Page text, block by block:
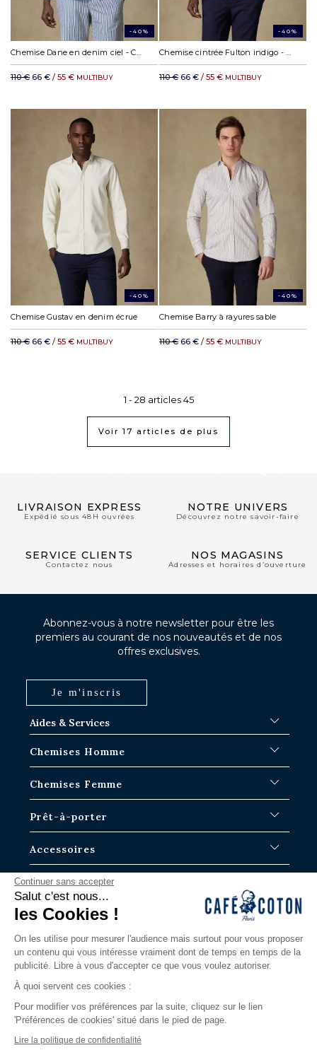
-40%
Chemise Dane en denim ciel - Col boutonné
110 € 66 € / 55 € MULTIBUY
-40%
Chemise cintrée Fulton indigo - Petit col
110 € 66 € / 55 € MULTIBUY
-40%
Chemise Gustav en denim écrue
110 € 66 € / 55 € MULTIBUY
-40%
Chemise Barry à rayures sable
110 € 66 € / 55 € MULTIBUY
1 -28 articles45
Voir17 articles de plus
LIVRAISON EXPRESS
Expédié sous 48H ouvrées
NOTRE UNIVERS
Découvrez notre savoir-faire
SERVICE CLIENTS
Contactez nous
NOS MAGASINS
Adresses et horaires d’ouverture
Aides & Services
Délais d'expédition
Échange dans les boutiques Paris-IDF
Chemises Homme
Chemises Bleues
Chemises à Carreaux
Chemises Manches Courtes
Chemises Tartans
Chemises Slim
Chemises Classiques
Grandes Longueurs de Manche
Nouveautés
Les iconiques
Edition Limitée
Chemises Jersey
Chemises Femme
Chemises Blanches Femme
Chemises Oversize
Albane
Justine
Prêt-à-porter
Pulls homme
Polos
T-shirts
Bermudas
Accessoires
Caleçons
Chaussettes homme
Boutons de manchettes
Ceintures
La Marque
Notre Histoire
Blog
Les guides
Nos boutiques
LOOKBOOK
La nouvelle ère
Contactez nous
Du lundi au samedi
9h-19H / 11h-19h le Samedi
contact@cafecoton.com
Abonnez-vous à notre newsletter pour être les
premiers au courant de nos nouveautés et de nos
offres exclusives.
Je m'inscris
Continuer sans accepter
Salut c'est nous...
les Cookies !
On les utilise pour mesurer l'audience mais surtout pour vous proposer
un contenu qui vous intéresse vraiment dont de temps en temps de la
publicité. Libre à vous d'accepter ce que vous voulez autoriser.
À quoi servent ces cookies :
Pour modifier vos préférences par la suite, cliquez sur le lien
'Préférences de cookies' situé dans le pied de page.
Lire la politique de confidentialité